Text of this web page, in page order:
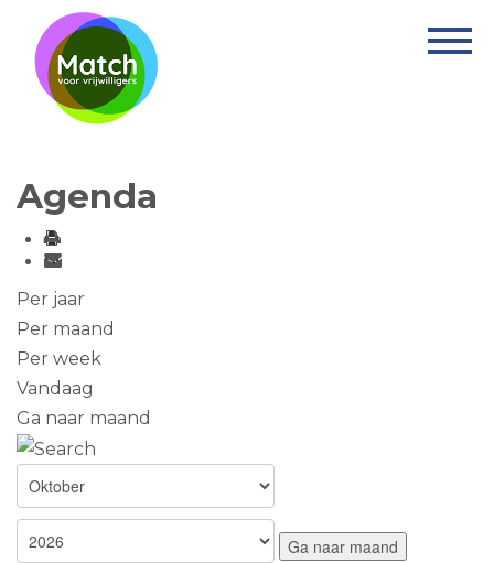
Home
Activiteiten
Informatie
Agenda
Per jaar
Per maand
Per week
Vandaag
Ga naar maand
Ga naar maand